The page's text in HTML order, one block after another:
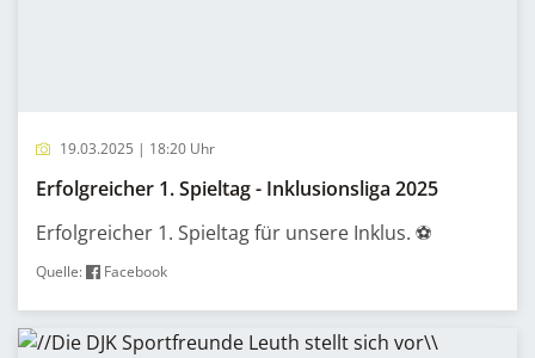
19.03.2025 | 18:20 Uhr
Erfolgreicher 1. Spieltag - Inklusionsliga 2025
Erfolgreicher 1. Spieltag für unsere Inklus. ⚽️
Quelle: Facebook